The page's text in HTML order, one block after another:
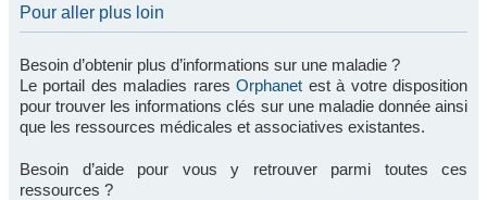
Pour aller plus loin
Besoin d’obtenir plus d’informations sur une maladie ?
Le portail des maladies raresOrphanet est à votre disposition
pour trouver les informations clés sur une maladie donnée ainsi
que les ressources médicales et associatives existantes.
Besoin d’aide pour vous y retrouver parmi toutes ces
ressources ?